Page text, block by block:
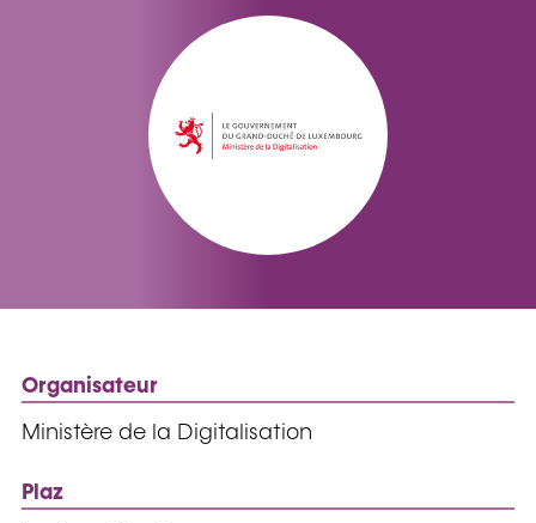
Organisateur
Ministère de la Digitalisation
Plaz